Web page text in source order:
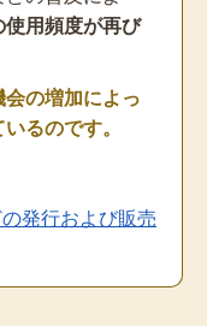
用頻度が再び
の増加によっ
るのです。
発行および販売